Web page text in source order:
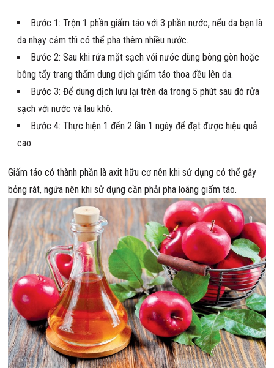
Bước 1: Trộn 1 phần giấm táo với 3 phần nước, nếu da bạn là
da nhạy cảm thì có thể pha thêm nhiều nước.
Bước 2: Sau khi rửa mặt sạch với nước dùng bông gòn hoặc
bông tẩy trang thấm dung dịch giấm táo thoa đều lên da.
Bước 3: Để dung dịch lưu lại trên da trong 5 phút sau đó rửa
sạch với nước và lau khô.
Bước 4: Thực hiện 1 đến 2 lần 1 ngày để đạt được hiệu quả
cao.
Giấm táo có thành phần là axit hữu cơ nên khi sử dụng có thể gây
bỏng rát, ngứa nên khi sử dụng cần phải pha loãng giấm táo.